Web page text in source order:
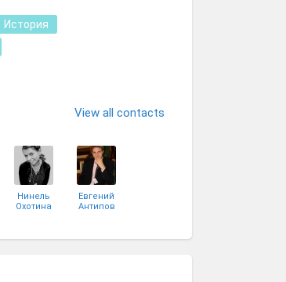
История
View all contacts
Нинель
Охотина
Евгений
Антипов